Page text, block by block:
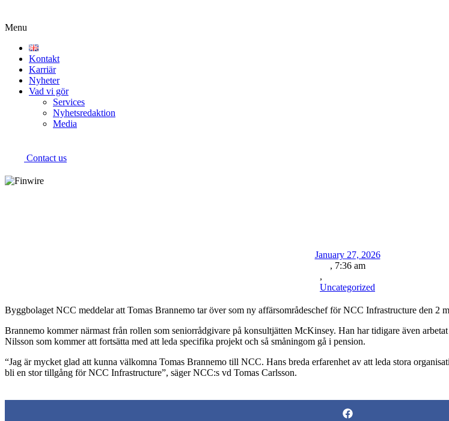
Menu
Kontakt
Karriär
Nyheter
Vad vi gör
Services
Nyhetsredaktion
Media
Contact us
January 27, 2026
, 7:36 am
,
Uncategorized
Byggbolaget NCC meddelar att Tomas Brannemo tar över som ny affärsområdeschef för NCC Infrastructure den 2
Brannemo kommer närmast från rollen som seniorrådgivare på konsultjätten McKinsey. Han har tidigare även
Nilsson som kommer att fortsätta med att leda specifika projekt och så småningom gå i pension.
“Jag är mycket glad att kunna välkomna Tomas Brannemo till NCC. Hans breda erfarenhet av att leda stora
bli en stor tillgång för NCC Infrastructure”, säger NCC:s vd Tomas Carlsson.